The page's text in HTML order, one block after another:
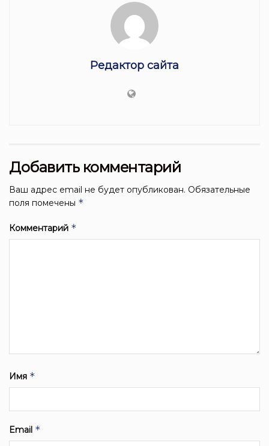
Редактор сайта
Добавить комментарий
Ваш адрес email не будет опубликован. Обязательные
поля помечены *
Комментарий *
Имя *
Email *